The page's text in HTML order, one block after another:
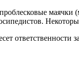
ответственности